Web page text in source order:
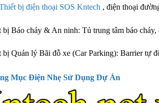
bị điện thoại SOS Kntech , điện thoại
Báo cháy & An ninh: Tủ trung tâm báo cháy,
Quản lý Bãi đỗ xe (Car Parking): Barrier tự
Mục Điện Nhẹ Sử Dụng Dự Án